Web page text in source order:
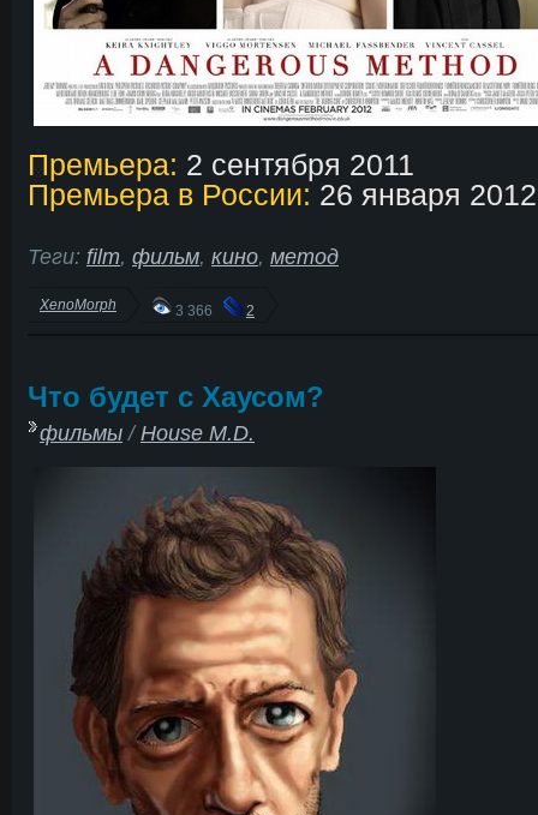
Премьера: 2 сентября 2011
Премьера в России: 26 января 2012
Теги: film, фильм, кино, метод
XenoMorph 3 366 2
Что будет с Хаусом?
фильмы/House M.D.